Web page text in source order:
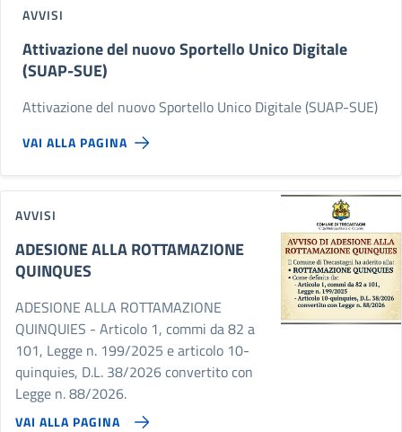
AVVISI
Attivazione del nuovo Sportello Unico Digitale
(SUAP-SUE)
Attivazione del nuovo Sportello Unico Digitale (SUAP-SUE)
VAI ALLA PAGINA
AVVISI
ADESIONE ALLA ROTTAMAZIONE
QUINQUES
ADESIONE ALLA ROTTAMAZIONE
QUINQUIES - Articolo 1, commi da 82 a
101, Legge n. 199/2025 e articolo 10-
quinquies, D.L. 38/2026 convertito con
Legge n. 88/2026.
VAI ALLA PAGINA